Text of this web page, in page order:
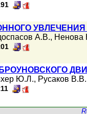
А.В., Ненова
Ю.Л., Русаков В.В.